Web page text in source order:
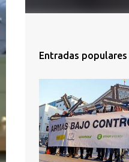
Entradas populares